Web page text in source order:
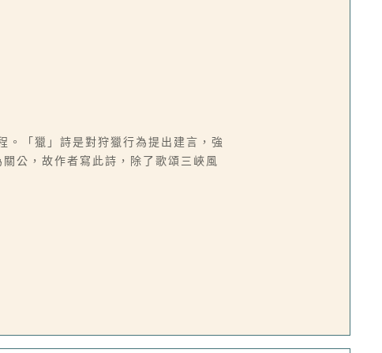
。「獵」詩是對狩獵行為提出建言，強
公，故作者寫此詩，除了歌頌三峽風